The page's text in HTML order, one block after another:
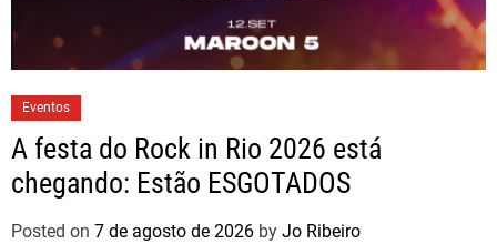
Eventos
A festa do Rock in Rio 2026 está
chegando: Estão ESGOTADOS
Posted on 7 de agosto de 2026 by Jo Ribeiro